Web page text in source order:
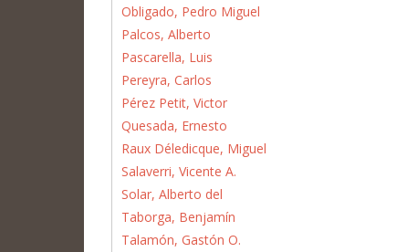
Obligado, Pedro Miguel
Palcos, Alberto
Pascarella, Luis
Pereyra, Carlos
Pérez Petit, Victor
Quesada, Ernesto
Raux Déledicque, Miguel
Salaverri, Vicente A.
Solar, Alberto del
Taborga, Benjamín
Talamón, Gastón O.